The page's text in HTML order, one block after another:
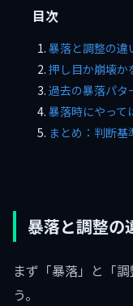
目次
暴落と調整の違
押し目か崩壊か
過去の暴落パタ
暴落時にやって
まとめ：判断
暴落と調整の
まず「暴落」と「
う。